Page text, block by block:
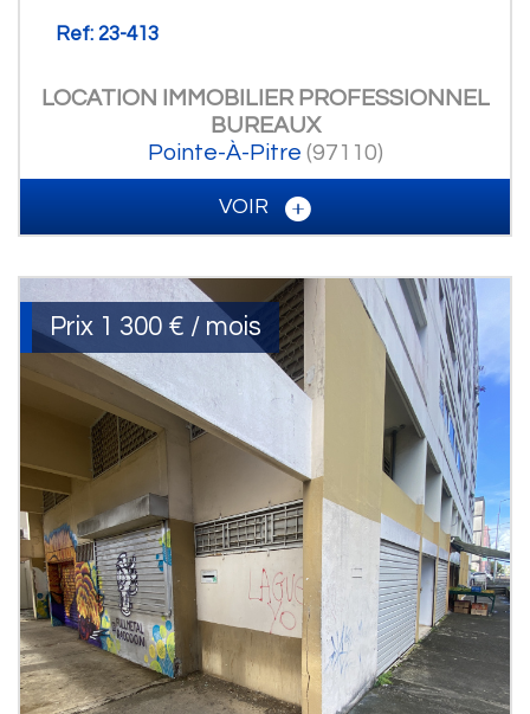
Ref: 23-413
LOCATION IMMOBILIER PROFESSIONNEL
BUREAUX
Pointe-À-Pitre (97110)
VOIR
Prix 1 300 € / mois